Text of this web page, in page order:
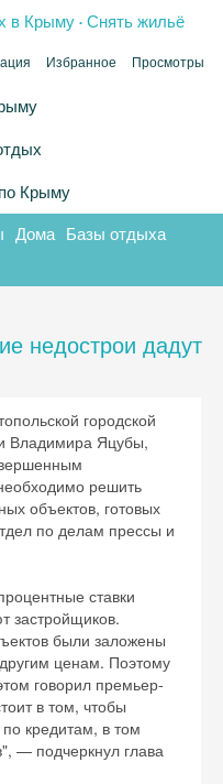
в Крыму .Снять жильё
Избранное Просмотры
Крыму
Дома Базы отдыха
недострои дадут
городской
Владимира Яцубы,
решить
объектов, готовых
по делам прессы и
ставки
застройщиков.
были заложены
ценам. Поэтому
говорил премьер-
в том, чтобы
кредитам, в том
— подчеркнул глава